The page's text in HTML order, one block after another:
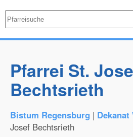
Pfarrei St.
Bechtsrieth
Bistum Regensburg | Dekanat
Josef Bechtsrieth